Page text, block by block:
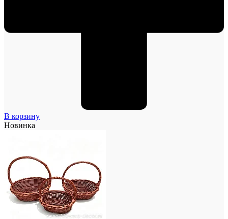
В корзину
Новинка